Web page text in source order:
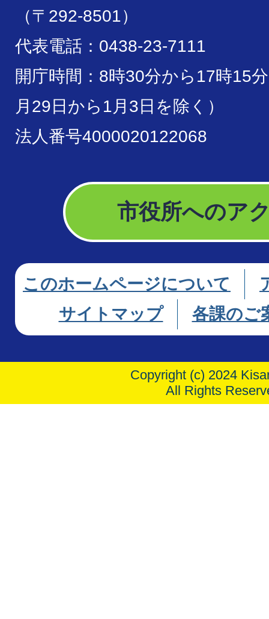
（〒292-8501）
代表電話：0438-23-7111
開庁時間：8時30分から17時15
月29日から1月3日を除く）
法人番号4000020122068
市役所へのア
このホームページについて
サイトマップ
各課のご
Copyright (c) 2024
All Rights